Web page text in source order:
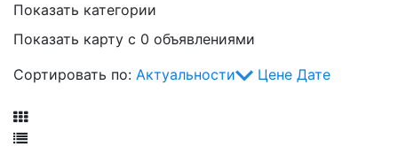
Показать категории
Показать карту с 0 объявлениями
Сортировать по: Актуальности Цене Дате